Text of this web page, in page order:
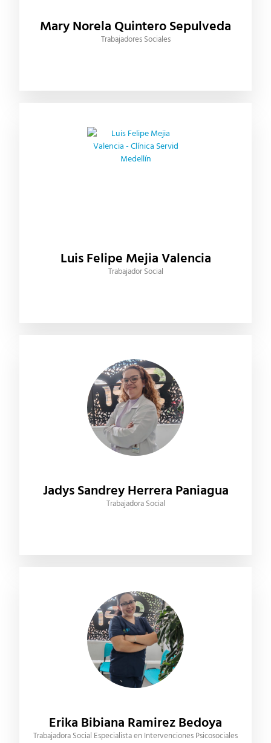
Mary Norela Quintero Sepulveda
Trabajadores Sociales
Luis Felipe Mejia Valencia
Trabajador Social
Jadys Sandrey Herrera Paniagua
Trabajadora Social
Erika Bibiana Ramirez Bedoya
Trabajadora Social Especialista en Intervenciones Psicosociales